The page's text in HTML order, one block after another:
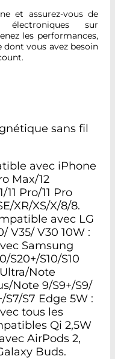
et assurez-vous de
sur
les performances,
dont vous avez besoin
sans fil
avec iPhone
Max/12
11 Pro/11 Pro
XR/XS/X/8/8.
avec LG
V35/ V30 10W :
Samsung
S20+/S10/S10
Note
Note 9/S9+/S9/
S7/S7 Edge 5W :
tous les
Qi 2,5W
AirPods 2,
Buds.